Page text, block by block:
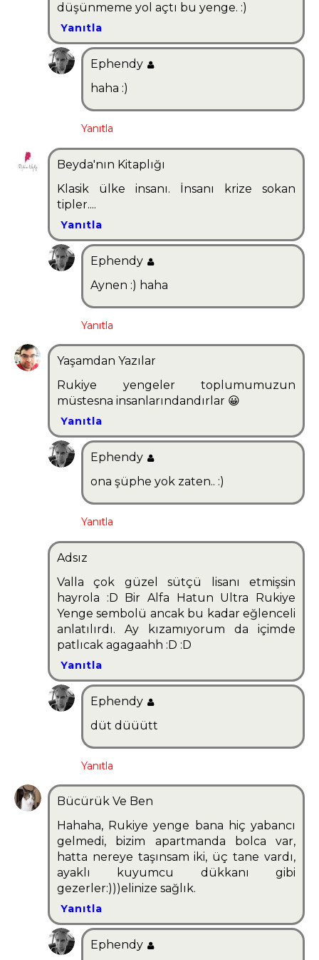
düşünmeme yol açtı bu yenge. :)
Yanıtla
Ephendy
haha :)
Yanıtla
Beyda'nın Kitaplığı
Klasik ülke insanı. İnsanı krize sokan
tipler....
Yanıtla
Ephendy
Aynen :) haha
Yanıtla
Yaşamdan Yazılar
Rukiye yengeler toplumumuzun
müstesna insanlarındandırlar 😀
Yanıtla
Ephendy
ona şüphe yok zaten.. :)
Yanıtla
Adsız
Valla çok güzel sütçü lisanı etmişsin
hayrola :D Bir Alfa Hatun Ultra Rukiye
Yenge sembolü ancak bu kadar eğlenceli
anlatılırdı. Ay kızamıyorum da içimde
patlıcak agagaahh :D :D
Yanıtla
Ephendy
düt düüütt
Yanıtla
Bücürük Ve Ben
Hahaha, Rukiye yenge bana hiç yabancı
gelmedi, bizim apartmanda bolca var,
hatta nereye taşınsam iki, üç tane vardı,
ayaklı kuyumcu dükkanı gibi
gezerler:)))elinize sağlık.
Yanıtla
Ephendy